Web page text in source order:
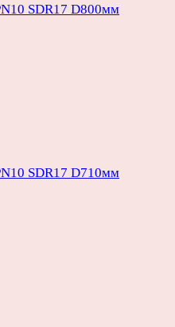
SDR17 D800мм
SDR17 D710мм